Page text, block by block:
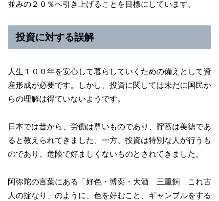
並みの２０％へ引き上げることを目標にしています。
投資に対する誤解
人生１００年を安心して暮らしていくための備えとして資
産形成が必要です。しかし、投資に関しては未だに国民か
らの理解は得ていないようです。
日本では昔から、労働は尊いものであり、貯蓄は美徳であ
ると教えられてきました。一方、投資は特別な人が行うも
のであり、危険で好ましくないものとされてきました。
阿弥陀の言葉にある「好色・博奕・大酒 三重飼 これ古
人の掟なり」のように、色を好むこと、ギャンブルをする